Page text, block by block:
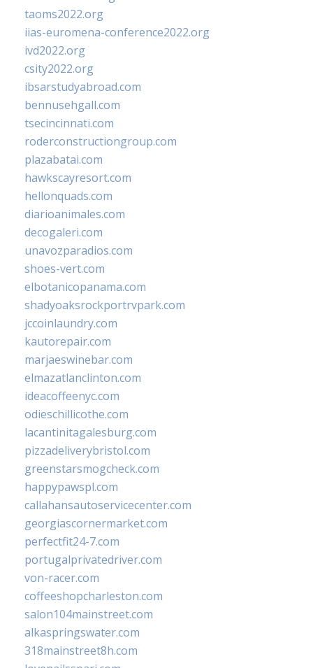
taoms2022.org
iias-euromena-conference2022.org
ivd2022.org
csity2022.org
ibsarstudyabroad.com
bennusehgall.com
tsecincinnati.com
roderconstructiongroup.com
plazabatai.com
hawkscayresort.com
hellonquads.com
diarioanimales.com
decogaleri.com
unavozparadios.com
shoes-vert.com
elbotanicopanama.com
shadyoaksrockportrvpark.com
jccoinlaundry.com
kautorepair.com
marjaeswinebar.com
elmazatlanclinton.com
ideacoffeenyc.com
odieschillicothe.com
lacantinitagalesburg.com
pizzadeliverybristol.com
greenstarsmogcheck.com
happypawspl.com
callahansautoservicecenter.com
georgiascornermarket.com
perfectfit24-7.com
portugalprivatedriver.com
von-racer.com
coffeeshopcharleston.com
salon104mainstreet.com
alkaspringswater.com
318mainstreet8h.com